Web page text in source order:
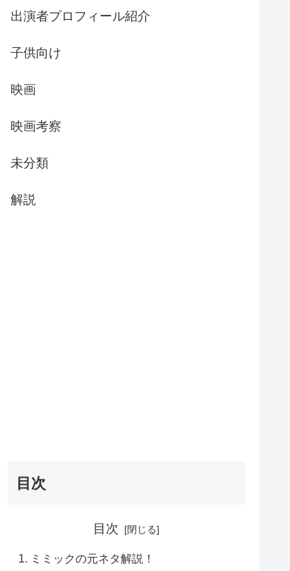
出演者プロフィール紹介
子供向け
映画
映画考察
未分類
解説
目次
目次
ミミックの元ネタ解説！